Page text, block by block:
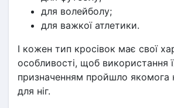
для волейболу;
для важкої атлетики.
І кожен тип кросівок має свої
особливості, щоб використання
призначенням пройшло якомога
для ніг.